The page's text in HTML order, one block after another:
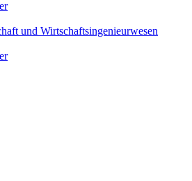
und Wirtschaftsingenieurwesen